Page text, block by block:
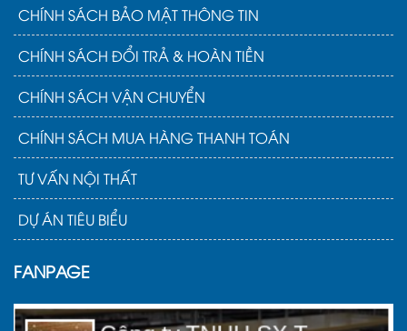
CHÍNH SÁCH BẢO MẬT THÔNG TIN
CHÍNH SÁCH ĐỔI TRẢ & HOÀN TIỀN
CHÍNH SÁCH VẬN CHUYỂN
CHÍNH SÁCH MUA HÀNG THANH TOÁN
TƯ VẤN NỘI THẤT
DỰ ÁN TIÊU BIỂU
FANPAGE